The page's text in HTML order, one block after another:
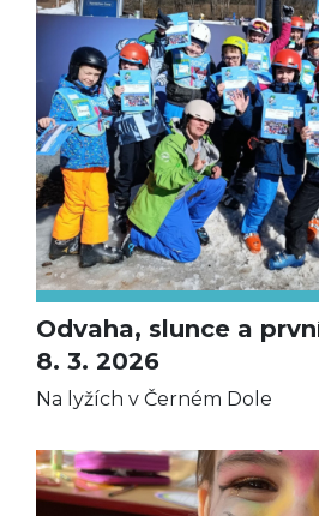
Odvaha, slunce a
8. 3. 2026
Na lyžích v Černém Dole